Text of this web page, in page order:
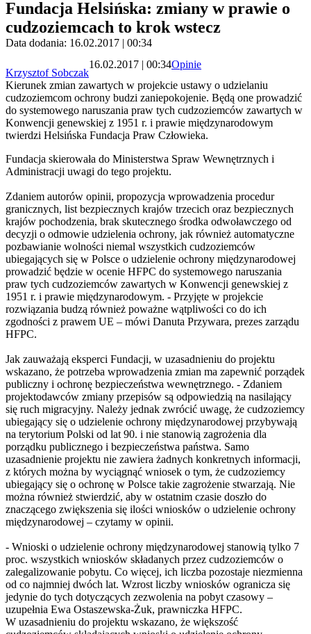
Fundacja Helsińska: zmiany w prawie o
cudzoziemcach to krok wstecz
Data dodania: 16.02.2017 | 00:34
Krzysztof Sobczak
16.02.2017 | 00:34Opinie
Kierunek zmian zawartych w projekcie ustawy o udzielaniu
cudzoziemcom ochrony budzi zaniepokojenie. Będą one prowadzić
do systemowego naruszania praw tych cudzoziemców zawartych w
Konwencji genewskiej z 1951 r. i prawie międzynarodowym
twierdzi Helsińska Fundacja Praw Człowieka.
Fundacja skierowała do Ministerstwa Spraw Wewnętrznych i
Administracji uwagi do tego projektu.
Zdaniem autorów opinii, propozycja wprowadzenia procedur
granicznych, list bezpiecznych krajów trzecich oraz bezpiecznych
krajów pochodzenia, brak skutecznego środka odwoławczego od
decyzji o odmowie udzielenia ochrony, jak również automatyczne
pozbawianie wolności niemal wszystkich cudzoziemców
ubiegających się w Polsce o udzielenie ochrony międzynarodowej
prowadzić będzie w ocenie HFPC do systemowego naruszania
praw tych cudzoziemców zawartych w Konwencji genewskiej z
1951 r. i prawie międzynarodowym. - Przyjęte w projekcie
rozwiązania budzą również poważne wątpliwości co do ich
zgodności z prawem UE – mówi Danuta Przywara, prezes zarządu
HFPC.
Jak zauważają eksperci Fundacji, w uzasadnieniu do projektu
wskazano, że potrzeba wprowadzenia zmian ma zapewnić porządek
publiczny i ochronę bezpieczeństwa wewnętrznego. - Zdaniem
projektodawców zmiany przepisów są odpowiedzią na nasilający
się ruch migracyjny. Należy jednak zwrócić uwagę, że cudzoziemcy
ubiegający się o udzielenie ochrony międzynarodowej przybywają
na terytorium Polski od lat 90. i nie stanowią zagrożenia dla
porządku publicznego i bezpieczeństwa państwa. Samo
uzasadnienie projektu nie zawiera żadnych konkretnych informacji,
z których można by wyciągnąć wniosek o tym, że cudzoziemcy
ubiegający się o ochronę w Polsce takie zagrożenie stwarzają. Nie
można również stwierdzić, aby w ostatnim czasie doszło do
znaczącego zwiększenia się ilości wniosków o udzielenie ochrony
międzynarodowej – czytamy w opinii.
- Wnioski o udzielenie ochrony międzynarodowej stanowią tylko 7
proc. wszystkich wniosków składanych przez cudzoziemców o
zalegalizowanie pobytu. Co więcej, ich liczba pozostaje niezmienna
od co najmniej dwóch lat. Wzrost liczby wniosków ogranicza się
jedynie do tych dotyczących zezwolenia na pobyt czasowy –
uzupełnia Ewa Ostaszewska-Żuk, prawniczka HFPC.
W uzasadnieniu do projektu wskazano, że większość